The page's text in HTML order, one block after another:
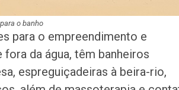
o banho
para o empreendimento e
da água, têm banheiros
espreguiçadeiras à beira-rio,